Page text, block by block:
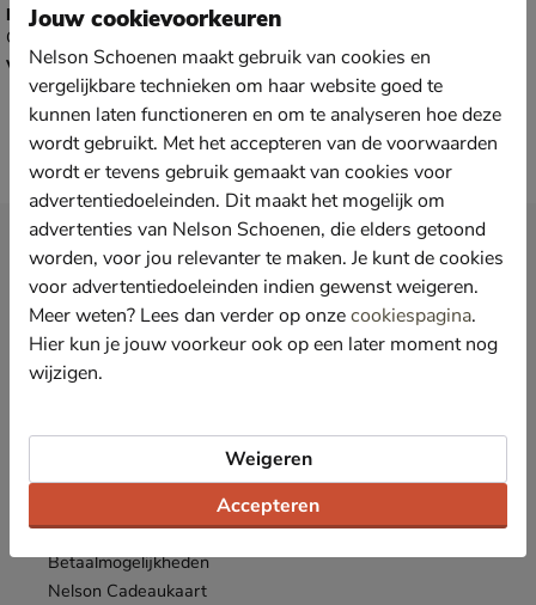
Blundstone 565
Chelseaboots - bruin
vanaf € 129,99
v.a.129,99
Blundstone 1468
€ 129,99
129,99
Bestellen
Betaalmogelijkheden
Nelson Cadeaukaart
Nieuwsbrief
Ontvang € 10,- welkomstkorting*
en blijf op de hoogte van leuke
acties en aanbiedingen!
E-mailadres Inschrijven
Jouw cookievoorkeuren
Nelson Schoenen maakt gebruik van cookies en
vergelijkbare technieken om haar website goed te
kunnen laten functioneren en om te analyseren hoe deze
wordt gebruikt. Met het accepteren van de voorwaarden
wordt er tevens gebruik gemaakt van cookies voor
advertentiedoeleinden. Dit maakt het mogelijk om
advertenties van Nelson Schoenen, die elders getoond
worden, voor jou relevanter te maken. Je kunt de cookies
voor advertentiedoeleinden indien gewenst weigeren.
Meer weten? Lees dan verder op onzecookiespagina.
Hier kun je jouw voorkeur ook op een later moment nog
wijzigen.
Accepteren
Weigeren